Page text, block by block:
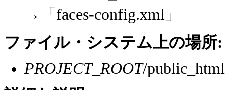
→「faces-config.xml」
ファイル・システム上の場所:
PROJECT_ROOT/